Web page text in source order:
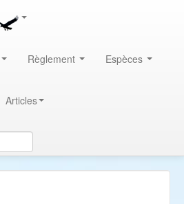
Règlement Espèces
Articles